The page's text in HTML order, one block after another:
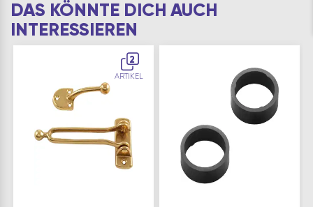
DAS KÖNNTE DICH AUCH
INTERESSIEREN
2
ARTIKEL